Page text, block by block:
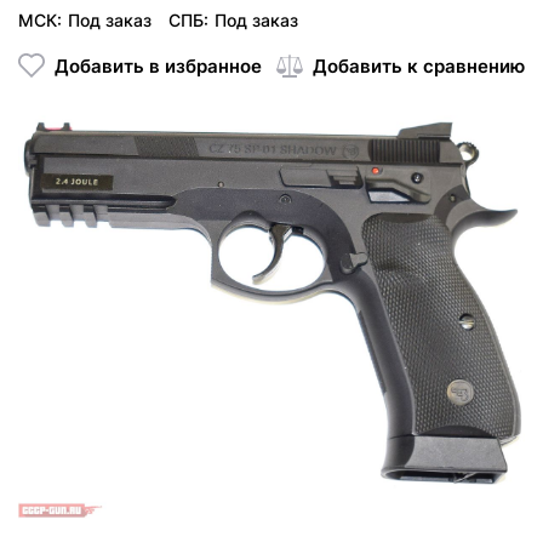
МСК: Под заказ СПБ: Под заказ
Добавить в избранное Добавить к сравнению